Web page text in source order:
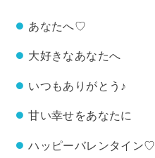
あなたへ♡
大好きなあなたへ
いつもありがとう♪
甘い幸せをあなたに
ハッピーバレンタイン♡